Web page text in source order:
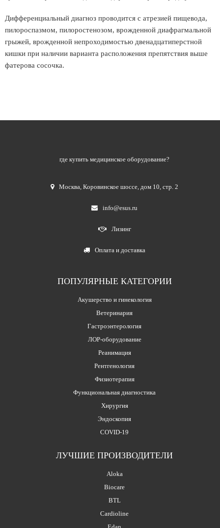
Дифференциальный диагноз проводится с атрезией пищевода,
пилороспазмом, пилоростенозом, врожденной диафрагмальной
грыжей, врожденной непроходимостью двенадцатиперстной
кишки при наличии варианта расположения препятствия выше
фатерова сосочка.
где купить медицинское оборудование?
Москва,Коровинское шоссе, дом 10, стр. 2
info@esus.ru
Лизинг
Оплата и доставка
ПОПУЛЯРНЫЕ КАТЕГОРИИ
Акушерство и гинекология
Ветеринария
Гастроэнтерология
ЛОР-оборудование
Реанимация
Рентгенология
Физиотерапия
Функциональная диагностика
Хирургия
Эндоскопия
COVID-19
ЛУЧШИЕ ПРОИЗВОДИТЕЛИ
Aloka
Biocare
BTL
Cardioline